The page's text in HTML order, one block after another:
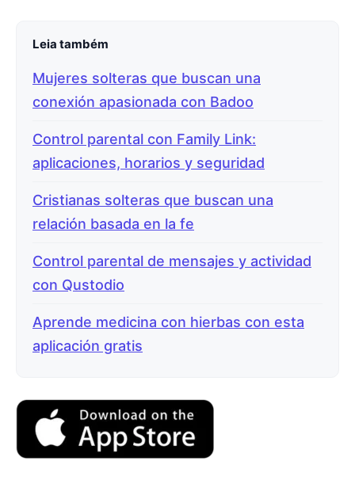
Leia também
Mujeres solteras que buscan una
conexión apasionada con Badoo
Control parental con Family Link:
aplicaciones, horarios y seguridad
Cristianas solteras que buscan una
relación basada en la fe
Control parental de mensajes y actividad
con Qustodio
Aprende medicina con hierbas con esta
aplicación gratis